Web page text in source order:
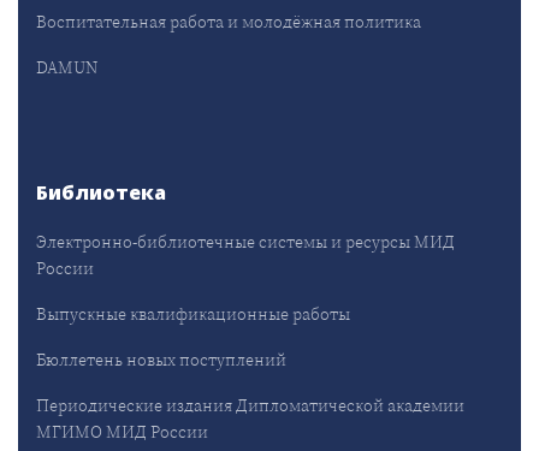
Воспитательная работа и молодёжная политика
DAMUN
Библиотека
Электронно-библиотечные системы и ресурсы МИД
России
Выпускные квалификационные работы
Бюллетень новых поступлений
Периодические издания Дипломатической академии
МГИМО МИД России